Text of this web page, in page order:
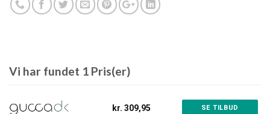
Vi har fundet 1 Pris(er)
kr. 309,95 SE TILBUD